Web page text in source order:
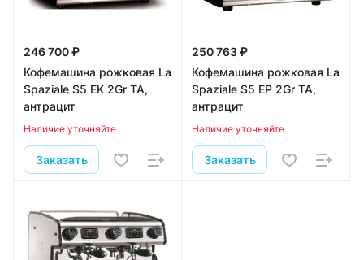
246 700 ₽
Кофемашина рожковая La
Spaziale S5 EK 2Gr TA,
антрацит
Наличие уточняйте
Заказать
250 763 ₽
Кофемашина рожковая La
Spaziale S5 EP 2Gr TA,
антрацит
Наличие уточняйте
Заказать